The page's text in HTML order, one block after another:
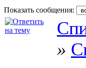
Показать сообщения:
»